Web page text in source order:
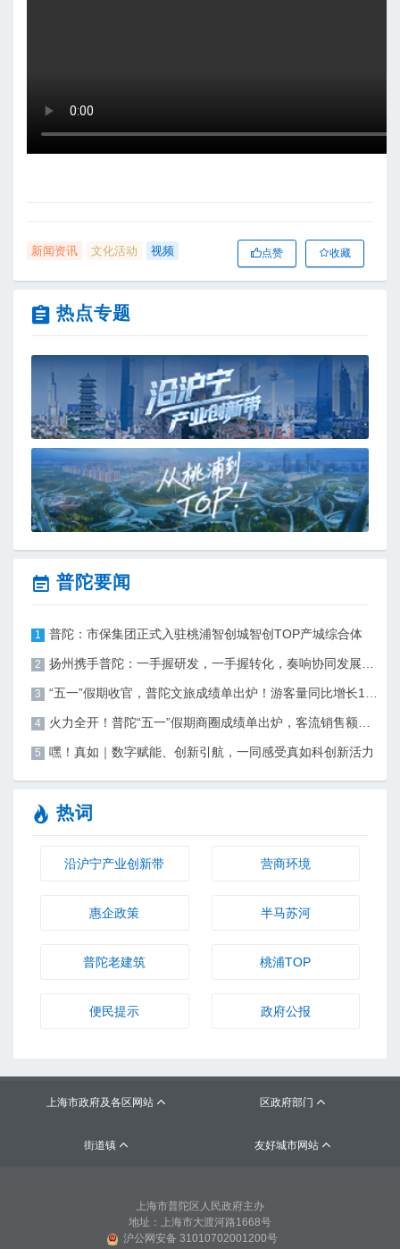
新闻资讯 文化活动 视频 点赞 收藏
上海市政府及各区网站  区政府部门 
街道镇  友好城市网站 
上海市普陀区人民政府主办
地址：上海市大渡河路1668号
沪公网安备 31010702001200号